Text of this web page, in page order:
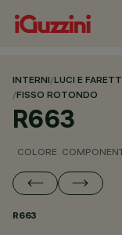
INTERNI/LUCI E
/FISSO ROTONDO
R663
COLORE
R663